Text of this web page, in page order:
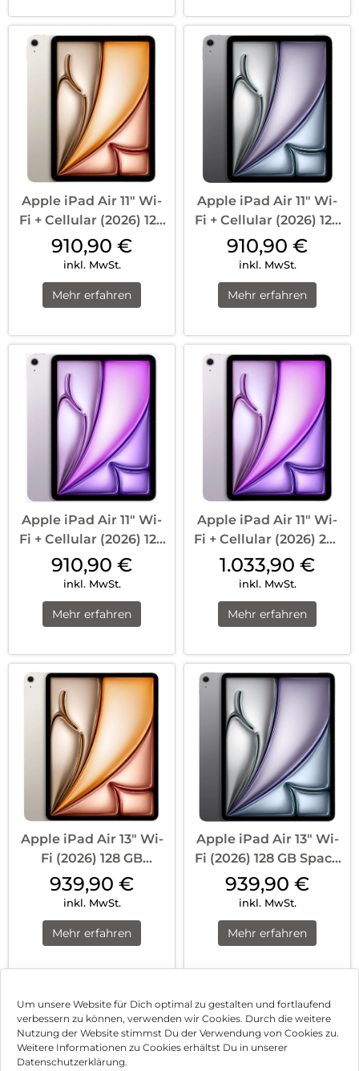
Um unsere Website für Dich optimal zu gestalten und fortlaufend
verbessern zu können, verwenden wir Cookies. Durch die weitere
Nutzung der Website stimmst Du der Verwendung von Cookies zu.
Weitere Informationen zu Cookies erhältst Du in unserer
Datenschutzerklärung.
Apple iPad Air 11″ Wi-
Fi + Cellular (2026) 128
GB Polarstern
910,90 €
inkl. MwSt.
Mehr erfahren
Apple iPad Air 11″ Wi-
Fi + Cellular (2026) 128
GB Space Grau
910,90 €
inkl. MwSt.
Mehr erfahren
Apple iPad Air 11″ Wi-
Fi + Cellular (2026) 128
GB Violett
910,90 €
inkl. MwSt.
Mehr erfahren
Apple iPad Air 11″ Wi-
Fi + Cellular (2026) 256
GB Violett
1.033,90 €
inkl. MwSt.
Mehr erfahren
Apple iPad Air 13″ Wi-
Fi (2026) 128 GB
Polarstern
939,90 €
inkl. MwSt.
Mehr erfahren
Apple iPad Air 13″ Wi-
Fi (2026) 128 GB Space
Grau
939,90 €
inkl. MwSt.
Mehr erfahren
1 2 3 … 5 Nächste
Impressum